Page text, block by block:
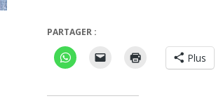
PARTAGER :
Plus